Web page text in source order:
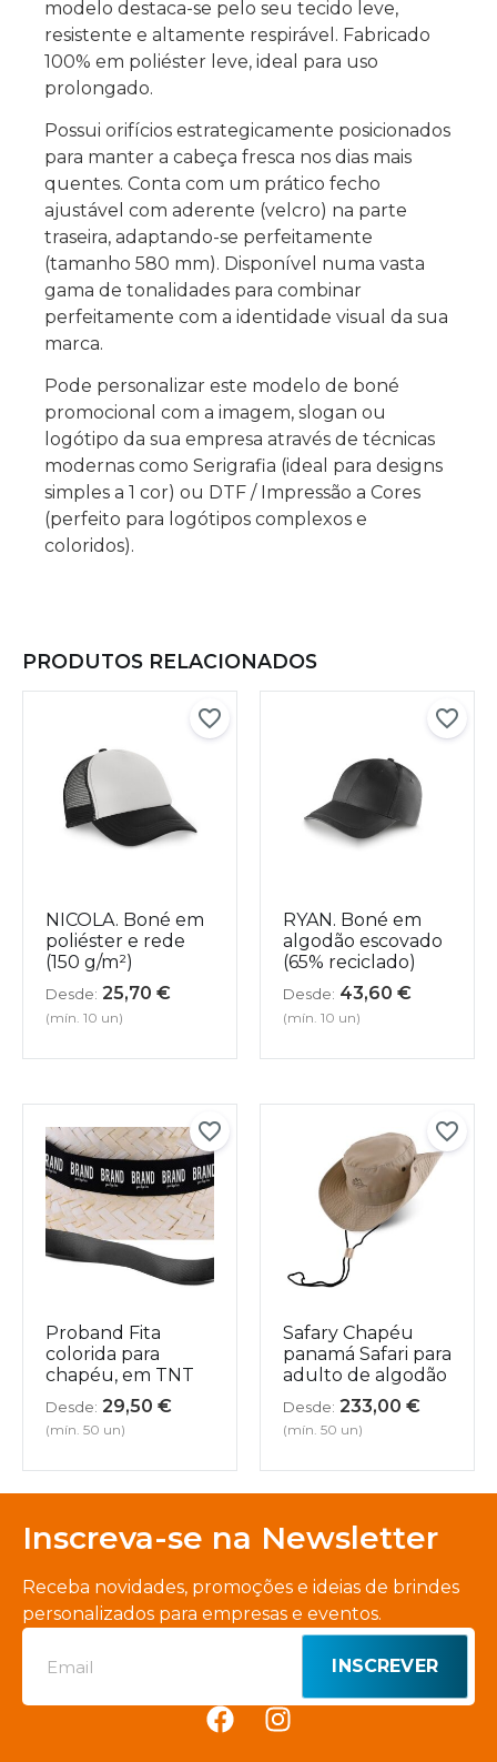
modelo destaca-se pelo seu tecido leve,
resistente e altamente respirável. Fabricado
100% em poliéster leve, ideal para uso
prolongado.
Possui orifícios estrategicamente posicionados
para manter a cabeça fresca nos dias mais
quentes. Conta com um prático fecho
ajustável com aderente (velcro) na parte
traseira, adaptando-se perfeitamente
(tamanho 580 mm). Disponível numa vasta
gama de tonalidades para combinar
perfeitamente com a identidade visual da sua
marca.
Pode personalizar este modelo de boné
promocional com a imagem, slogan ou
logótipo da sua empresa através de técnicas
modernas como Serigrafia (ideal para designs
simples a 1 cor) ou DTF / Impressão a Cores
(perfeito para logótipos complexos e
coloridos).
PRODUTOS RELACIONADOS
NICOLA. Boné em
poliéster e rede
(150 g/m²)
Desde: 25,70 €
(mín. 10 un)
RYAN. Boné em
algodão escovado
(65% reciclado)
Desde: 43,60 €
(mín. 10 un)
Proband Fita
colorida para
chapéu, em TNT
Desde: 29,50 €
(mín. 50 un)
Safary Chapéu
panamá Safari para
adulto de algodão
Desde: 233,00 €
(mín. 50 un)
Inscreva-se na Newsletter
Receba novidades, promoções e ideias de brindes
personalizados para empresas e eventos.
INSCREVER